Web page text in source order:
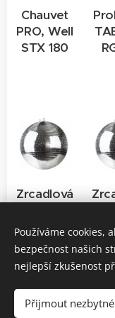
Chauvet
PRO, Well
STX 180
Zrcadlová
cm
© 2025 Cyber
Používáme cookies,
bezpečnost našich
nejlepší zkušenost
Přijmout nezbytné